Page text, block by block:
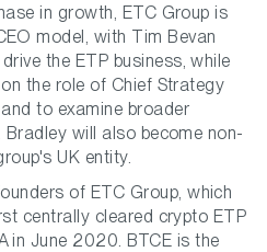
in growth, ETC Group is
model, with Tim Bevan
the ETP business, while
the role of Chief Strategy
to examine broader
will also become non-
UK entity.
of ETC Group, which
centrally cleared crypto ETP
in June 2020. BTCE is the